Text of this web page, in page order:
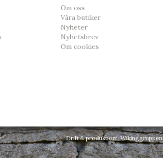
Om oss
Våra butiker
Nyheter
Nyhetsbrev
Om cookies
Drift & produktion:Wikinggruppen